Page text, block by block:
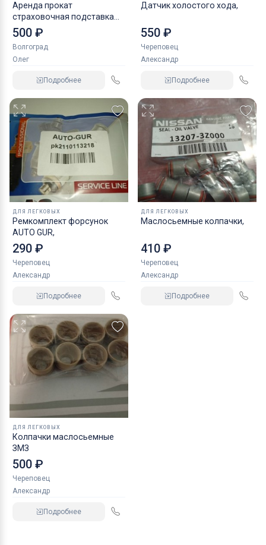
Аренда прокат
страховочная подставка
NORDBERG 2 т
500 ₽
Волгоград
Олег
Подробнее
Датчик холостого хода,
550 ₽
Череповец
Александр
Подробнее
ДЛЯ ЛЕГКОВЫХ
Ремкомплект форсунок
AUTO GUR,
290 ₽
Череповец
Александр
Подробнее
ДЛЯ ЛЕГКОВЫХ
Маслосьемные колпачки,
410 ₽
Череповец
Александр
Подробнее
ДЛЯ ЛЕГКОВЫХ
Колпачки маслосьемные
ЗМЗ
500 ₽
Череповец
Александр
Подробнее